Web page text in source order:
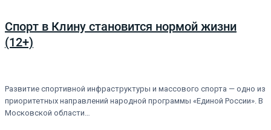
Спорт в Клину становится нормой жизни
(12+)
Развитие спортивной инфраструктуры и массового спорта — одно из
приоритетных направлений народной программы «Единой России». В
Московской области…